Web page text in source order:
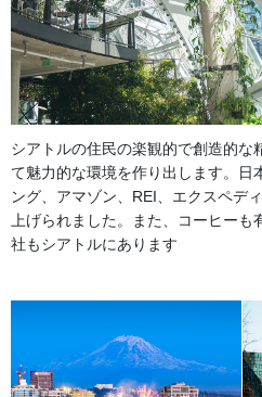
シアトルの住民の楽観的で創造的な
て魅力的な環境を作り出します。日
ング、アマゾン、REI、エクスペデ
上げられました。また、コーヒー
社もシアトルにあります